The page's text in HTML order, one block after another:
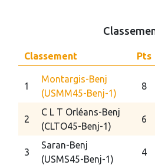
Classement Pts
1
Montargis-Benj
(USMM45-Benj-1)
8
2
C L T Orléans-Benj
(CLTO45-Benj-1)
6
3
Saran-Benj
(USMS45-Benj-1)
4